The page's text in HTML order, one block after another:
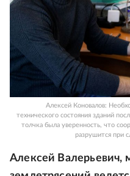
Алексей Коновалов:
технического состояния зданий
толчка была уверенность, что
разрушится при
Алексей Валерьевич,